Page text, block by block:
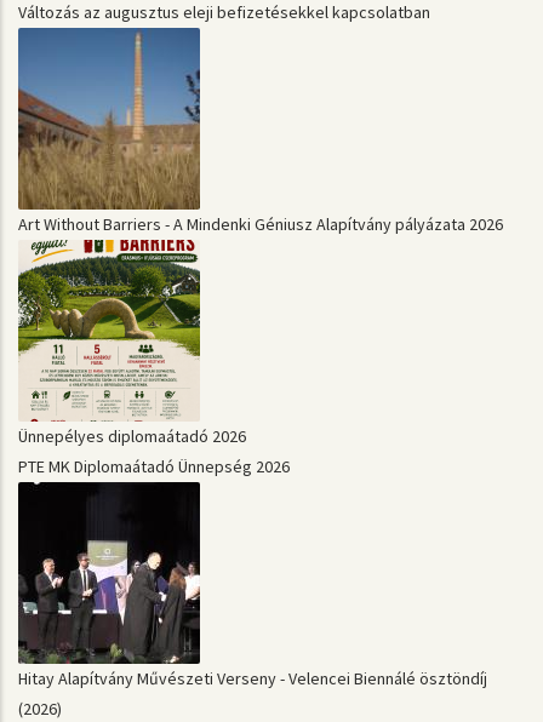
Változás az augusztus eleji befizetésekkel kapcsolatban
Art Without Barriers - A Mindenki Géniusz Alapítvány pályázata 2026
Ünnepélyes diplomaátadó 2026
PTE MK Diplomaátadó Ünnepség 2026
Hitay Alapítvány Művészeti Verseny - Velencei Biennálé ösztöndíj
(2026)